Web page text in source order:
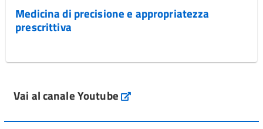
Medicina di precisione e appropriatezza
prescrittiva
Vai al canale Youtube